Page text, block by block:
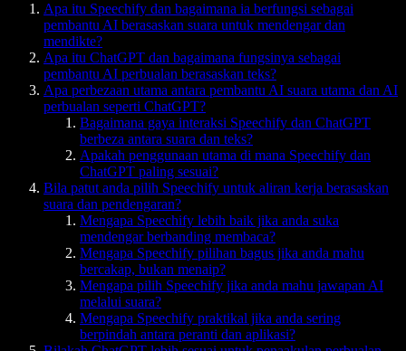
Apa itu Speechify dan bagaimana ia berfungsi sebagai
pembantu AI berasaskan suara untuk mendengar dan
mendikte?
Apa itu ChatGPT dan bagaimana fungsinya sebagai
pembantu AI perbualan berasaskan teks?
Apa perbezaan utama antara pembantu AI suara utama dan AI
perbualan seperti ChatGPT?
Bagaimana gaya interaksi Speechify dan ChatGPT
berbeza antara suara dan teks?
Apakah penggunaan utama di mana Speechify dan
ChatGPT paling sesuai?
Bila patut anda pilih Speechify untuk aliran kerja berasaskan
suara dan pendengaran?
Mengapa Speechify lebih baik jika anda suka
mendengar berbanding membaca?
Mengapa Speechify pilihan bagus jika anda mahu
bercakap, bukan menaip?
Mengapa pilih Speechify jika anda mahu jawapan AI
melalui suara?
Mengapa Speechify praktikal jika anda sering
berpindah antara peranti dan aplikasi?